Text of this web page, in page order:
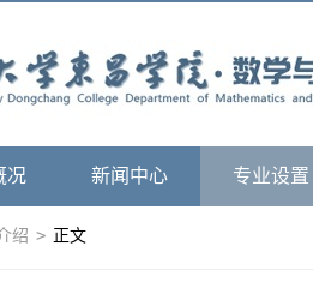
况 新闻中心 专业设置
绍 > 正文